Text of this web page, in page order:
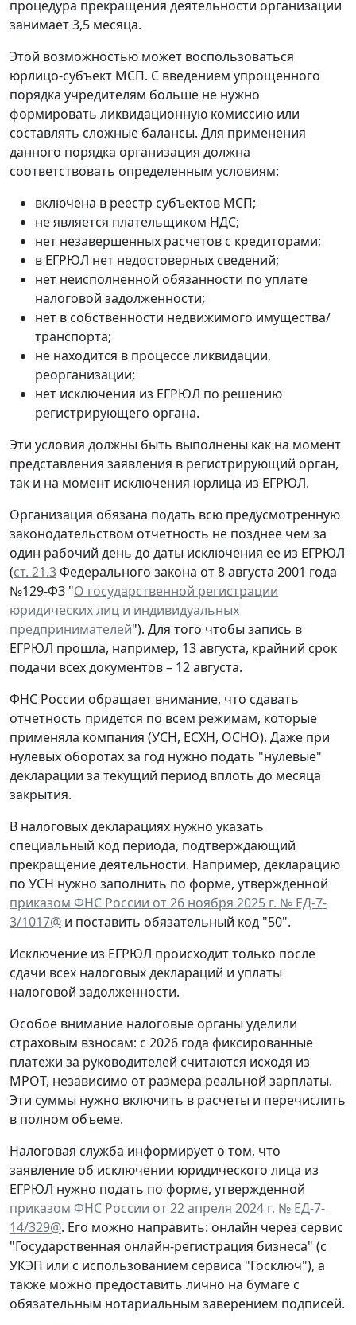
процедура прекращения деятельности организации
занимает 3,5 месяца.
Этой возможностью может воспользоваться
юрлицо-субъект МСП. С введением упрощенного
порядка учредителям больше не нужно
формировать ликвидационную комиссию или
составлять сложные балансы. Для применения
данного порядка организация должна
соответствовать определенным условиям:
включена в реестр субъектов МСП;
не является плательщиком НДС;
нет незавершенных расчетов с кредиторами;
в ЕГРЮЛ нет недостоверных сведений;
нет неисполненной обязанности по уплате
налоговой задолженности;
нет в собственности недвижимого имущества/
транспорта;
не находится в процессе ликвидации,
реорганизации;
нет исключения из ЕГРЮЛ по решению
регистрирующего органа.
Эти условия должны быть выполнены как на момент
представления заявления в регистрирующий орган,
так и на момент исключения юрлица из ЕГРЮЛ.
Организация обязана подать всю предусмотренную
законодательством отчетность не позднее чем за
один рабочий день до даты исключения ее из ЕГРЮЛ
(ст. 21.3Федерального закона от 8 августа 2001 года
№129-ФЗ "О государственной регистрации
юридических лиц и индивидуальных
предпринимателей"). Для того чтобы запись в
ЕГРЮЛ прошла, например, 13 августа, крайний срок
подачи всех документов – 12 августа.
ФНС России обращает внимание, что сдавать
отчетность придется по всем режимам, которые
применяла компания (УСН, ЕСХН, ОСНО). Даже при
нулевых оборотах за год нужно подать "нулевые"
декларации за текущий период вплоть до месяца
закрытия.
В налоговых декларациях нужно указать
специальный код периода, подтверждающий
прекращение деятельности. Например, декларацию
по УСН нужно заполнить по форме, утвержденной
приказом ФНС России от 26 ноября 2025 г. № ЕД-7-
3/1017@ и поставить обязательный код "50".
Исключение из ЕГРЮЛ происходит только после
сдачи всех налоговых деклараций и уплаты
налоговой задолженности.
Особое внимание налоговые органы уделили
страховым взносам: с 2026 года фиксированные
платежи за руководителей считаются исходя из
МРОТ, независимо от размера реальной зарплаты.
Эти суммы нужно включить в расчеты и перечислить
в полном объеме.
Налоговая служба информирует о том, что
заявление об исключении юридического лица из
ЕГРЮЛ нужно подать по форме, утвержденной
приказом ФНС России от 22 апреля 2024 г. № ЕД-7-
14/329@. Его можно направить: онлайн через сервис
"Государственная онлайн-регистрация бизнеса" (с
УКЭП или с использованием сервиса "Госключ"), а
также можно предоставить лично на бумаге с
обязательным нотариальным заверением подписей.